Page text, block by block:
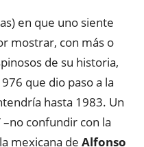
en que uno siente
mostrar, con más o
de su historia,
que dio paso a la
hasta 1983. Un
–no confundir con la
mexicana de Alfonso